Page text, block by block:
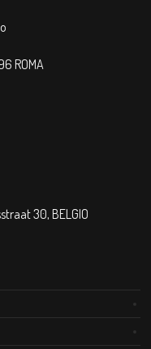
ROMA
30, BELGIO